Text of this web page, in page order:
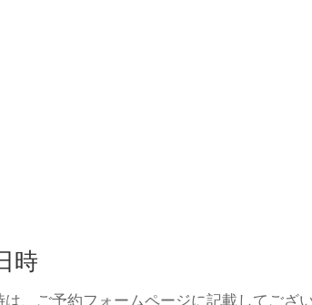
時
は、ご予約フォームページに記載してござ